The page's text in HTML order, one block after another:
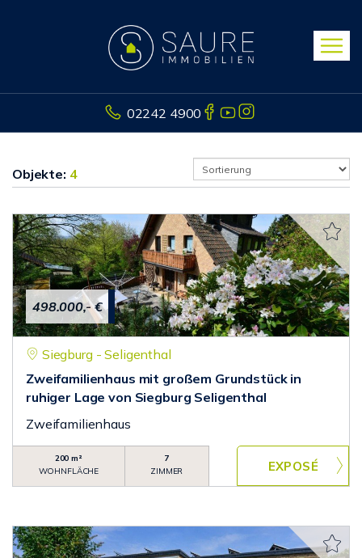
02242 4900
Objekte: 4
498.000,- €
Siegburg - Seligenthal
Zweifamilienhaus mit großem Grundstück in
ruhiger Lage von Siegburg Seligenthal
Zweifamilienhaus
200 m²
WOHNFLÄCHE
7
ZIMMER